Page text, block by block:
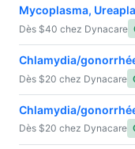
Mycoplasma,
Dès $40 chez Dynacare
Chlamydia/
Dès $20 chez Dynacare
Chlamydia/
Dès $20 chez Dynacare